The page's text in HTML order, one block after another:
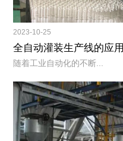
2023-10-25
全自动灌装生产线的应用
随着工业自动化的不断...